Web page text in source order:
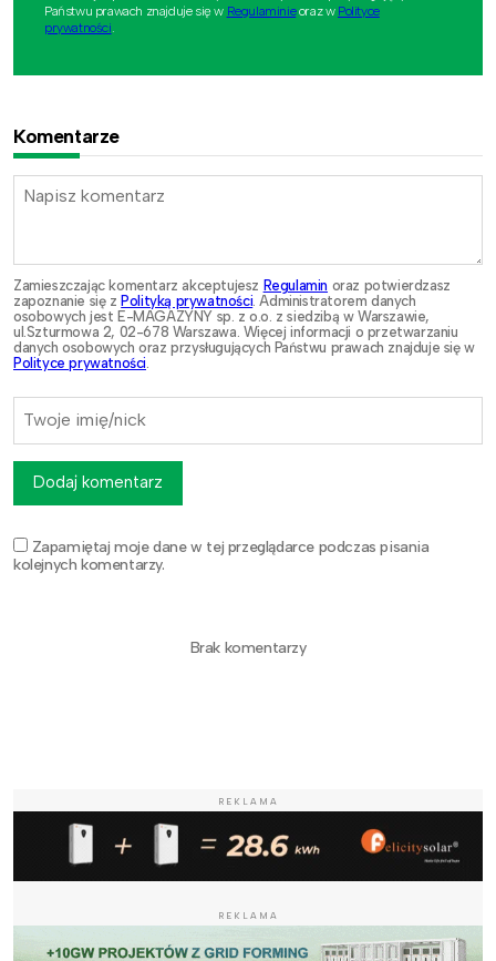
Państwu prawach znajduje się w Regulaminieoraz w Polityce
prywatności.
Komentarze
Zamieszczając komentarz akceptujesz Regulamin oraz potwierdzasz
zapoznanie się z Polityką prywatności. Administratorem danych
osobowych jest E-MAGAZYNY sp. z o.o. z siedzibą w Warszawie,
ul.Szturmowa 2, 02-678 Warszawa. Więcej informacji o przetwarzaniu
danych osobowych oraz przysługujących Państwu prawach znajduje się w
Polityce prywatności.
Zapamiętaj moje dane w tej przeglądarce podczas pisania
kolejnych komentarzy.
Dodaj komentarz
Brak komentarzy
REKLAMA
REKLAMA